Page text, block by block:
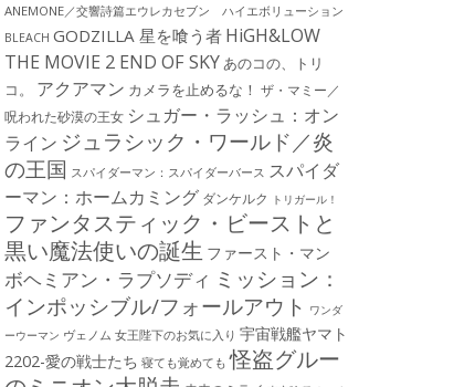
ANEMONE／交響詩篇エウレカセブン ハイエボリューション
BLEACH GODZILLA 星を喰う者 HiGH&LOW
THE MOVIE 2 END OF SKY あのコの、トリ
コ。
アクアマン カメラを止めるな！ ザ・マミー／
呪われた砂漠の王女 シュガー・ラッシュ：オン
ライン ジュラシック・ワールド／炎
の王国 スパイダーマン：スパイダーバース スパイダ
ーマン：ホームカミング ダンケルク トリガール！
ファンタスティック・ビーストと
黒い魔法使いの誕生 ファースト・マン
ボヘミアン・ラプソディ ミッション：
インポッシブル/フォールアウト ワンダ
ーウーマン ヴェノム 女王陛下のお気に入り 宇宙戦艦ヤマト
2202-愛の戦士たち 寝ても覚めても 怪盗グルー